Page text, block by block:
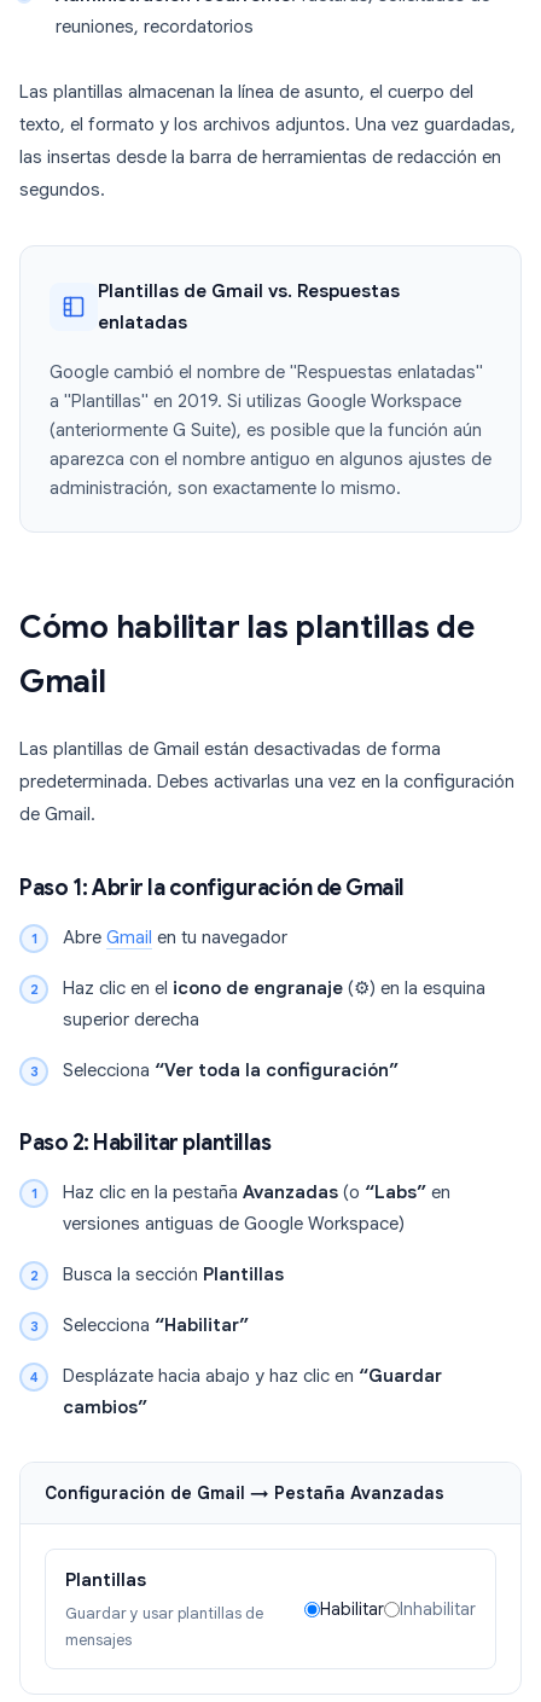
reuniones, recordatorios
Las plantillas almacenan la línea de asunto, el cuerpo del
texto, el formato y los archivos adjuntos. Una vez guardadas,
las insertas desde la barra de herramientas de redacción en
segundos.
Plantillas de Gmail vs. Respuestas
enlatadas
Google cambió el nombre de "Respuestas enlatadas"
a "Plantillas" en 2019. Si utilizas Google Workspace
(anteriormente G Suite), es posible que la función aún
aparezca con el nombre antiguo en algunos ajustes de
administración, son exactamente lo mismo.
Cómo habilitar las plantillas de
Gmail
Las plantillas de Gmail están desactivadas de forma
predeterminada. Debes activarlas una vez en la configuración
de Gmail.
Paso 1: Abrir la configuración de Gmail
Abre Gmail en tu navegador
Haz clic en el icono de engranaje (⚙️) en la esquina
superior derecha
Selecciona “Ver toda la configuración”
Paso 2: Habilitar plantillas
Haz clic en la pestaña Avanzadas (o “Labs” en
versiones antiguas de Google Workspace)
Busca la sección Plantillas
Selecciona “Habilitar”
Desplázate hacia abajo y haz clic en “Guardar
cambios”
Configuración de Gmail → Pestaña Avanzadas
Plantillas
Guardar y usar plantillas de
mensajes
Habilitar Inhabilitar